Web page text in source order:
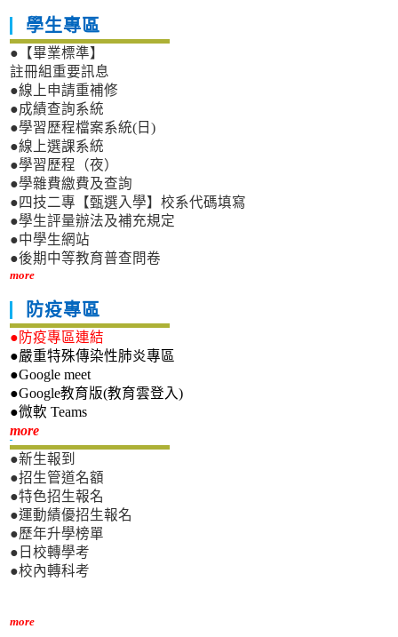
學生專區
●【畢業標準】
註冊組重要訊息
●線上申請重補修
●成績查詢系統
●學習歷程檔案系統(日)
●線上選課系統
●學習歷程（夜）
●學雜費繳費及查詢
●四技二專【甄選入學】校系代碼填寫
●學生評量辦法及補充規定
●中學生網站
●後期中等教育普查問卷
more
防疫專區
●防疫專區連結
●嚴重特殊傳染性肺炎專區
●Google meet
●Google教育版(教育雲登入)
●微軟 Teams
more新生專區
●新生報到
●招生管道名額
●特色招生報名
●運動績優招生報名
●歷年升學榜單
●日校轉學考
●校內轉科考
more